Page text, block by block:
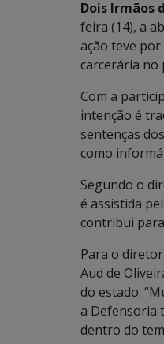
Dois Irmãos
feira (14), a
ação teve
carcerária no
Com a
intenção é
sentenças
como
Segundo o
é assistida
contribui
Para o
Aud de
do estado.
a Defensoria
dentro do